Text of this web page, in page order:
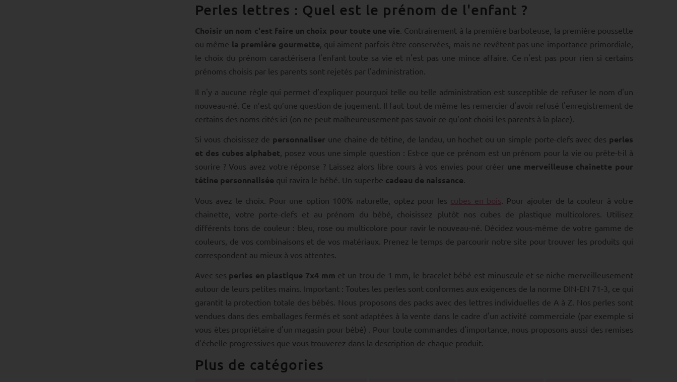
Perles lettres : Quel est le prénom de l'enfant ?
Choisir un nom c'est faire un choix pour toute une vie. Contrairement à la première barboteuse, la première poussette
ou même la première gourmette, qui aiment parfois être conservées, mais ne revêtent pas une importance primordiale,
le choix du prénom caractérisera l'enfant toute sa vie et n'est pas une mince affaire. Ce n'est pas pour rien si certains
prénoms choisis par les parents sont rejetés par l'administration.
Il n'y a aucune règle qui permet d’expliquer pourquoi telle ou telle administration est susceptible de refuser le nom d'un
nouveau-né. Ce n’est qu’une question de jugement. Il faut tout de même les remercier d'avoir refusé l'enregistrement de
certains des noms cités ici (on ne peut malheureusement pas savoir ce qu'ont choisi les parents à la place).
Si vous choisissez de personnaliser une chaine de tétine, de landau, un hochet ou un simple porte-clefs avec des perles
et des cubes alphabet, posez vous une simple question : Est-ce que ce prénom est un prénom pour la vie ou prête-t-il à
sourire ? Vous avez votre réponse ? Laissez alors libre cours à vos envies pour créer une merveilleuse chainette pour
tétine personnalisée qui ravira le bébé. Un superbe cadeau de naissance.
Vous avez le choix. Pour une option 100% naturelle, optez pour les cubes en bois . Pour ajouter de la couleur à votre
chainette, votre porte-clefs et au prénom du bébé, choisissez plutôt nos cubes de plastique multicolores. Utilisez
différents tons de couleur : bleu, rose ou multicolore pour ravir le nouveau-né. Décidez vous-même de votre gamme de
couleurs, de vos combinaisons et de vos matériaux. Prenez le temps de parcourir notre site pour trouver les produits qui
correspondent au mieux à vos attentes.
Avec ses perles en plastique 7x4 mm et un trou de 1 mm, le bracelet bébé est minuscule et se niche merveilleusement
autour de leurs petites mains. Important : Toutes les perles sont conformes aux exigences de la norme DIN-EN 71-3, ce qui
garantit la protection totale des bébés. Nous proposons des packs avec des lettres individuelles de A à Z. Nos perles sont
vendues dans des emballages fermés et sont adaptées à la vente dans le cadre d'un activité commerciale (par exemple si
vous êtes propriétaire d'un magasin pour bébé) . Pour toute commandes d'importance, nous proposons aussi des remises
d'échelle progressives que vous trouverez dans la description de chaque produit.
Plus de catégories